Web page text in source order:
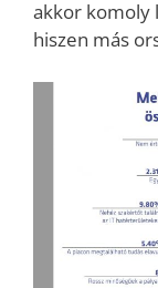
akkor komoly
hiszen más